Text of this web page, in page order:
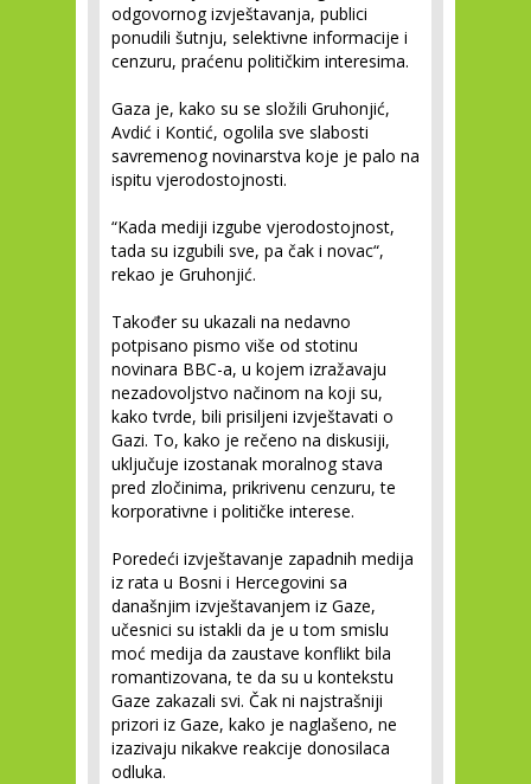
odgovornog izvještavanja, publici
ponudili šutnju, selektivne informacije i
cenzuru, praćenu političkim interesima.
Gaza je, kako su se složili Gruhonjić,
Avdić i Kontić, ogolila sve slabosti
savremenog novinarstva koje je palo na
ispitu vjerodostojnosti.
“Kada mediji izgube vjerodostojnost,
tada su izgubili sve, pa čak i novac“,
rekao je Gruhonjić.
Također su ukazali na nedavno
potpisano pismo više od stotinu
novinara BBC-a, u kojem izražavaju
nezadovoljstvo načinom na koji su,
kako tvrde, bili prisiljeni izvještavati o
Gazi. To, kako je rečeno na diskusiji,
uključuje izostanak moralnog stava
pred zločinima, prikrivenu cenzuru, te
korporativne i političke interese.
Poredeći izvještavanje zapadnih medija
iz rata u Bosni i Hercegovini sa
današnjim izvještavanjem iz Gaze,
učesnici su istakli da je u tom smislu
moć medija da zaustave konflikt bila
romantizovana, te da su u kontekstu
Gaze zakazali svi. Čak ni najstrašniji
prizori iz Gaze, kako je naglašeno, ne
izazivaju nikakve reakcije donosilaca
odluka.